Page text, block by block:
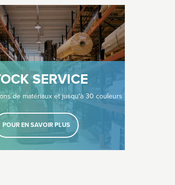
SERVICE
de matériaux et jusqu'à 30 couleurs
POUR EN SAVOIR PLUS